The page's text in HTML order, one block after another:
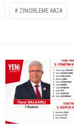
ZINCIRLEME KAZA